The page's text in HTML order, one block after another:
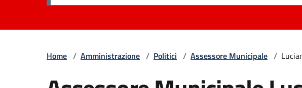
Home / Amministrazione / Politici / Assessore Municipale /